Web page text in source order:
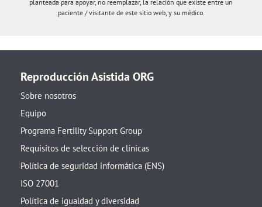
planteada para apoyar, no reemplazar, la relación que existe entre un
paciente / visitante de este sitio web, y su médico.
Reproducción Asistida ORG
Sobre nosotros
Equipo
Programa Fertility Support Group
Requisitos de selección de clínicas
Política de seguridad informática (ENS)
ISO 27001
Política de igualdad y diversidad